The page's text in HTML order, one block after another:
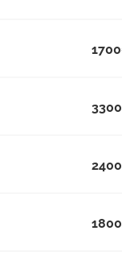
1700
3300
2400
1800